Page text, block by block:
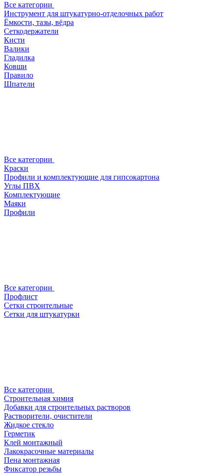
Все категории
Инструмент для штукатурно-отделочных работ
Ёмкости, тазы, вёдра
Сеткодержатели
Кисти
Валики
Гладилка
Ковши
Правило
Шпатели
Все категории
Краски
Профили и комплектующие для гипсокартона
Углы ПВХ
Комплектующие
Маяки
Профили
Все категории
Профлист
Сетки строительные
Сетки для штукатурки
Все категории
Строительная химия
Добавки для строительных растворов
Растворители, очистители
Жидкое стекло
Герметик
Клей монтажный
Лакокрасочные материалы
Пена монтажная
Фиксатор резьбы